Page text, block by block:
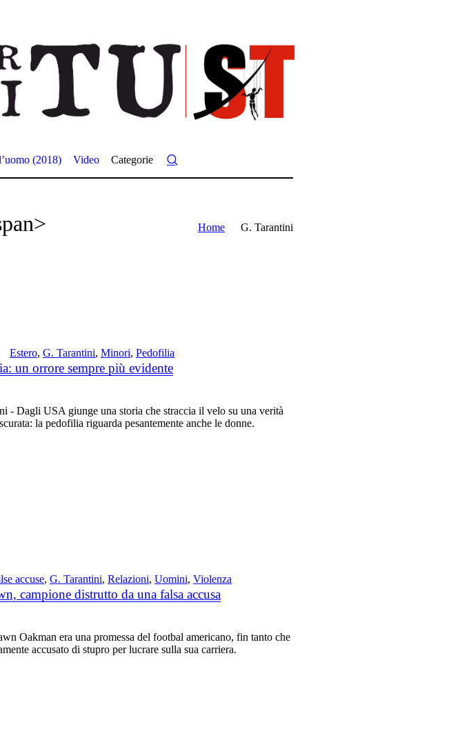
(2018) Video Categorie
Home G. Tarantini
Estero,G. Tarantini,Minori,Pedofilia
un orrore sempre più evidente
- Dagli USA giunge una storia che straccia il velo su una verità
la pedofilia riguarda pesantemente anche le donne.
accuse,G. Tarantini,Relazioni,Uomini,Violenza
campione distrutto da una falsa accusa
Oakman era una promessa del footbal americano, fin tanto che
accusato di stupro per lucrare sulla sua carriera.